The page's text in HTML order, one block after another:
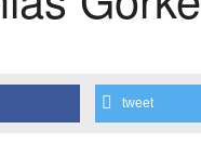
tweet